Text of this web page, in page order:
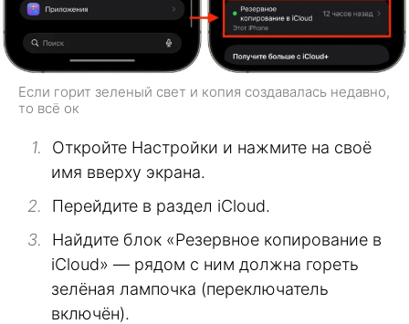
Если горит зеленый свет и копия создавалась недавно,
то всё ок
Откройте Настройки и нажмите на своё
имя вверху экрана.
Перейдите в раздел iCloud.
Найдите блок «Резервное копирование в
iCloud» — рядом с ним должна гореть
зелёная лампочка (переключатель
включён).